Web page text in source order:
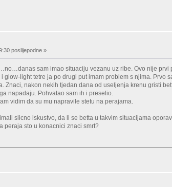
poslijepodne »
sam imao situaciju vezanu uz ribe. Ovo nije prvi
glow-light tetre ja po drugi put imam problem s njima. Prvo
Znaci, nakon nekih tjedan dana od useljenja krenu gristi
napadaju. Pohvatao sam ih i preselio.
vidim da su mu napravile stetu na perajama.
slicno iskustvo, da li se betta u takvim situacijama
peraja sto u konacnici znaci smrt?